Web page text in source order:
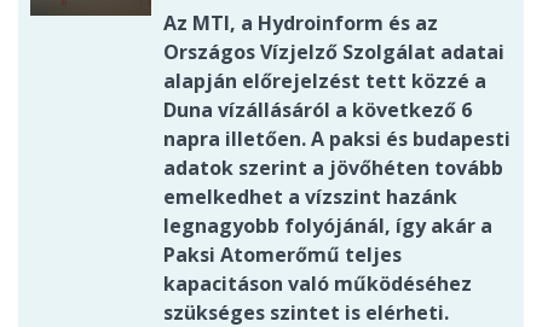
Az MTI, a Hydroinform és az
Országos Vízjelző Szolgálat adatai
alapján előrejelzést tett közzé a
Duna vízállásáról a következő 6
napra illetően. A paksi és budapesti
adatok szerint a jövőhéten tovább
emelkedhet a vízszint hazánk
legnagyobb folyójánál, így akár a
Paksi Atomerőmű teljes
kapacitáson való működéséhez
szükséges szintet is elérheti.